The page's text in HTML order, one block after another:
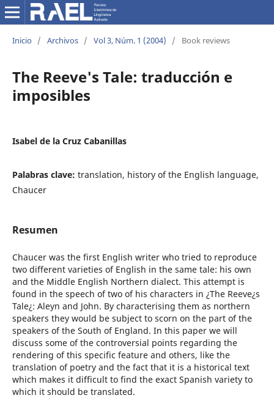
Inicio / Archivos / Vol 3, Núm. 1 (2004) / Book reviews
The Reeve's Tale: traducción e
imposibles
Isabel de la Cruz Cabanillas
Palabras clave: translation, history of the English language,
Chaucer
Resumen
Chaucer was the first English writer who tried to reproduce
two different varieties of English in the same tale: his own
and the Middle English Northern dialect. This attempt is
found in the speech of two of his characters in ¿The Reeve¿s
Tale¿: Aleyn and John. By characterising them as northern
speakers they would be subject to scorn on the part of the
speakers of the South of England. In this paper we will
discuss some of the controversial points regarding the
rendering of this specific feature and others, like the
translation of poetry and the fact that it is a historical text
which makes it difficult to find the exact Spanish variety to
which it should be translated.